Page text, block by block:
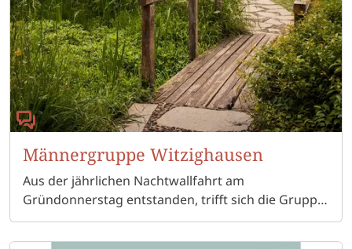
Männergruppe Witzighausen
Aus der jährlichen Nachtwallfahrt am
Gründonnerstag entstanden, trifft sich die Gruppe,
von ca 10 Männern unregelmäßig, auch während
des Jahres. Fahrten nach Konstanz und Altötting